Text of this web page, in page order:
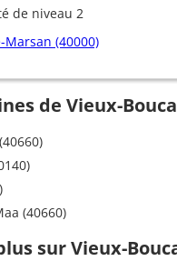
de niveau 2
Marsan (40000)
de Vieux-
(40660)
sur Vieux-